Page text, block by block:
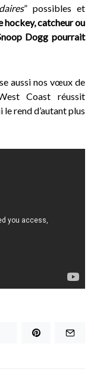
” possibles et
hockey, catcheur ou
Dogg pourrait
aussi nos vœux de
Coast réussit
rend d’autant plus